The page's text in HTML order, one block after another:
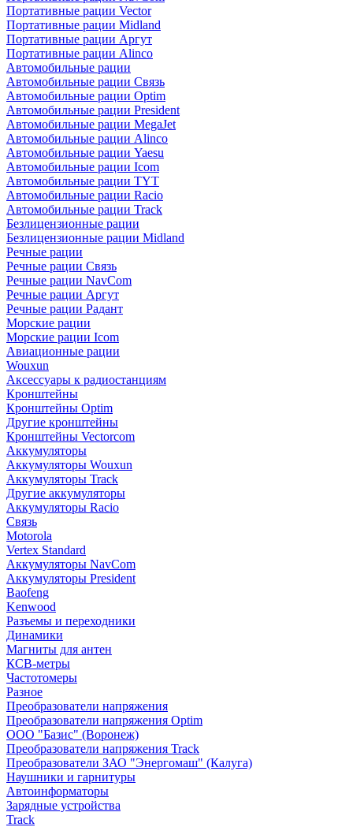
Портативные рации Vector
Портативные рации Midland
Портативные рации Аргут
Портативные рации Alinco
Автомобильные рации
Автомобильные рации Связь
Автомобильные рации Optim
Автомобильные рации President
Автомобильные рации MegaJet
Автомобильные рации Alinco
Автомобильные рации Yaesu
Автомобильные рации Icom
Автомобильные рации TYT
Автомобильные рации Racio
Автомобильные рации Track
Безлицензионные рации
Безлицензионные рации Midland
Речные рации
Речные рации Связь
Речные рации NavCom
Речные рации Аргут
Речные рации Радант
Морские рации
Морские рации Icom
Авиационные рации
Wouxun
Аксессуары к радиостанциям
Кронштейны
Кронштейны Optim
Другие кронштейны
Кронштейны Vectorcom
Аккумуляторы
Аккумуляторы Wouxun
Аккумуляторы Track
Другие аккумуляторы
Аккумуляторы Racio
Связь
Motorola
Vertex Standard
Аккумуляторы NavCom
Аккумуляторы President
Baofeng
Kenwood
Разъемы и переходники
Динамики
Магниты для антен
КСВ-метры
Частотомеры
Разное
Преобразователи напряжения
Преобразователи напряжения Optim
ООО "Базис" (Воронеж)
Преобразователи напряжения Track
Преобразователи ЗАО "Энергомаш" (Калуга)
Наушники и гарнитуры
Автоинформаторы
Зарядные устройства
Track